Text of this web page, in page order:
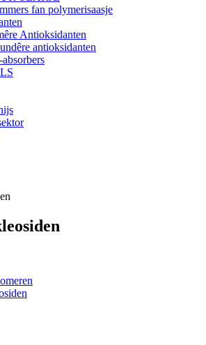
fan polymerisaasje
Antioksidanten
antioksidanten